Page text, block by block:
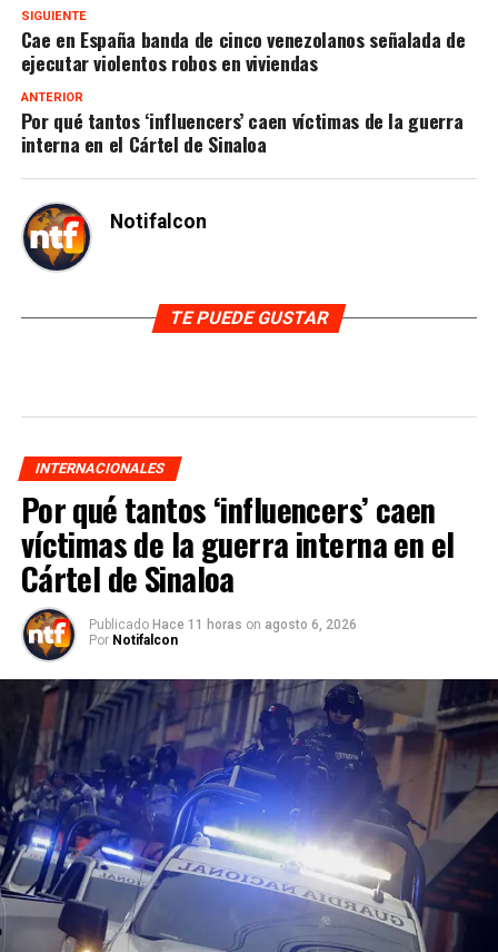
SIGUIENTE
Cae en España banda de cinco venezolanos señalada de
ejecutar violentos robos en viviendas
ANTERIOR
Por qué tantos ‘influencers’ caen víctimas de la guerra
interna en el Cártel de Sinaloa
Notifalcon
TE PUEDE GUSTAR
INTERNACIONALES
Por qué tantos ‘influencers’ caen
víctimas de la guerra interna en el
Cártel de Sinaloa
Publicado Hace 11 horas on agosto 6, 2026
Por Notifalcon